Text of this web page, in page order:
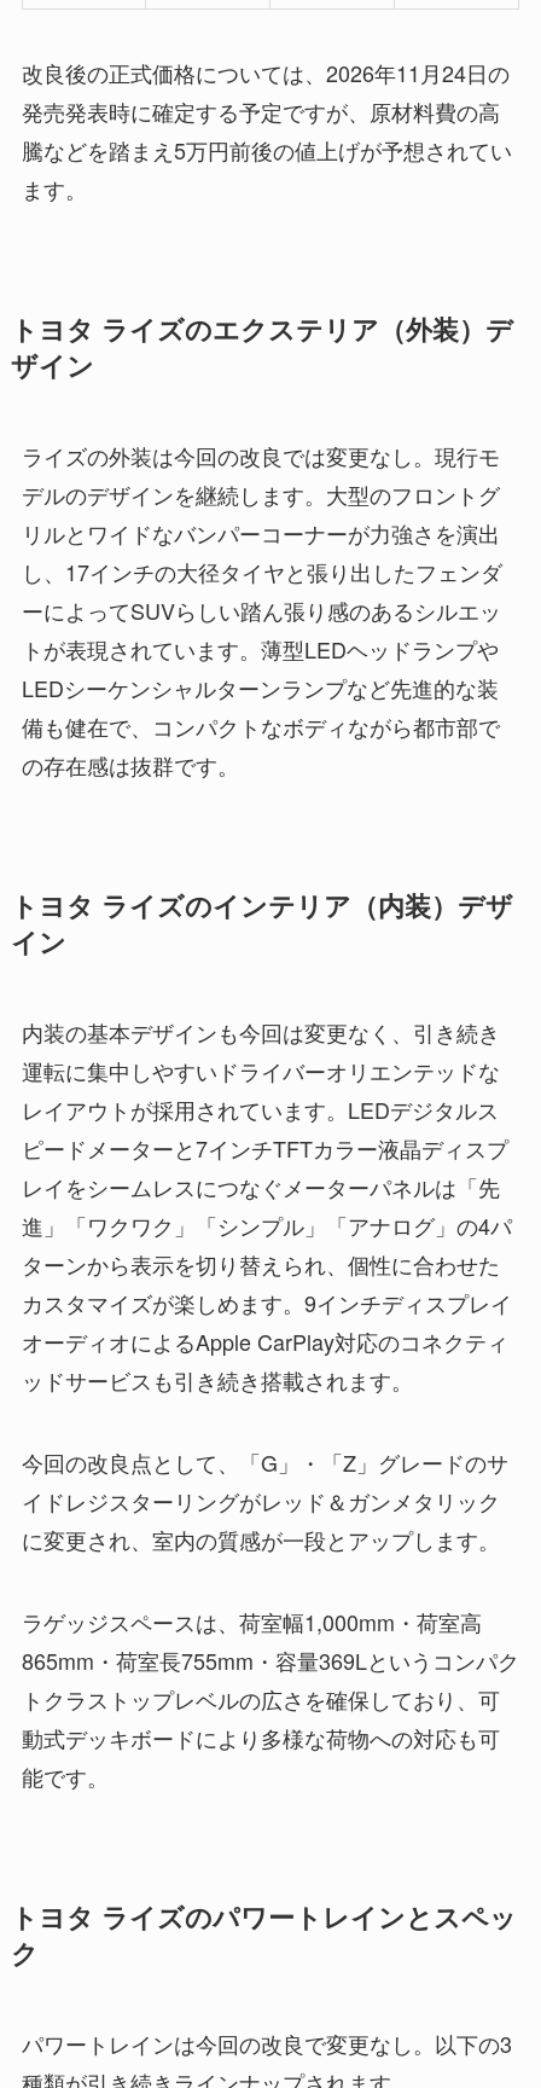
改良後の正式価格については、2026年11月24日の
発売発表時に確定する予定ですが、原材料費の高
騰などを踏まえ5万円前後の値上げが予想されてい
ます。
トヨタ ライズのエクステリア（外装）デ
ザイン
ライズの外装は今回の改良では変更なし。現行モ
デルのデザインを継続します。大型のフロントグ
リルとワイドなバンパーコーナーが力強さを演出
し、17インチの大径タイヤと張り出したフェンダ
ーによってSUVらしい踏ん張り感のあるシルエッ
トが表現されています。薄型LEDヘッドランプや
LEDシーケンシャルターンランプなど先進的な装
備も健在で、コンパクトなボディながら都市部で
の存在感は抜群です。
トヨタ ライズのインテリア（内装）デザ
イン
内装の基本デザインも今回は変更なく、引き続き
運転に集中しやすいドライバーオリエンテッドな
レイアウトが採用されています。LEDデジタルス
ピードメーターと7インチTFTカラー液晶ディスプ
レイをシームレスにつなぐメーターパネルは「先
進」「ワクワク」「シンプル」「アナログ」の4パ
ターンから表示を切り替えられ、個性に合わせた
カスタマイズが楽しめます。9インチディスプレイ
オーディオによるApple CarPlay対応のコネクティ
ッドサービスも引き続き搭載されます。
今回の改良点として、「G」・「Z」グレードのサ
イドレジスターリングがレッド＆ガンメタリック
に変更され、室内の質感が一段とアップします。
ラゲッジスペースは、荷室幅1,000mm・荷室高
865mm・荷室長755mm・容量369Lというコンパク
トクラストップレベルの広さを確保しており、可
動式デッキボードにより多様な荷物への対応も可
能です。
トヨタ ライズのパワートレインとスペッ
ク
パワートレインは今回の改良で変更なし。以下の3
種類が引き続きラインナップされます。